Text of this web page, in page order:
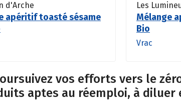
d'Arche
apéritif toasté sésame
Les
Mélange
Bio
Vrac
vos efforts vers le
aptes au réemploi, à diluer